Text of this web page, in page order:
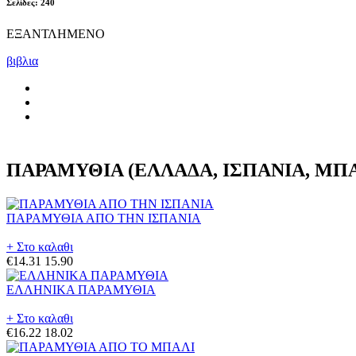
Σελίδες: 240
ΕΞΑΝΤΛΗΜΕΝΟ
βιβλια
ΠΑΡΑΜΥΘΙΑ (ΕΛΛΑΔΑ, ΙΣΠΑΝΙΑ,
ΠΑΡΑΜΥΘΙΑ ΑΠΟ ΤΗΝ ΙΣΠΑΝΙΑ
+ Στο καλαθι
€14.31 15.90
ΕΛΛΗΝΙΚΑ ΠΑΡΑΜΥΘΙΑ
+ Στο καλαθι
€16.22 18.02